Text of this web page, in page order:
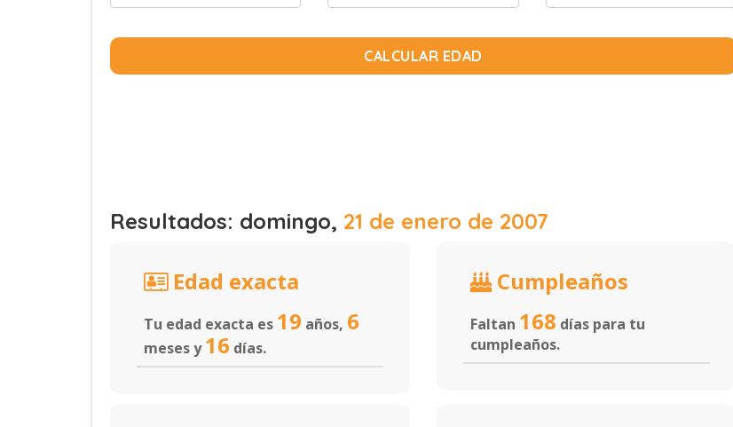
CALCULAR EDAD
Resultados: domingo, 21 de enero de 2007
Edad exacta
Tu edad exacta es 19 años, 6
meses y16 días.
Cumpleaños
Faltan 168 días para tu
cumpleaños.